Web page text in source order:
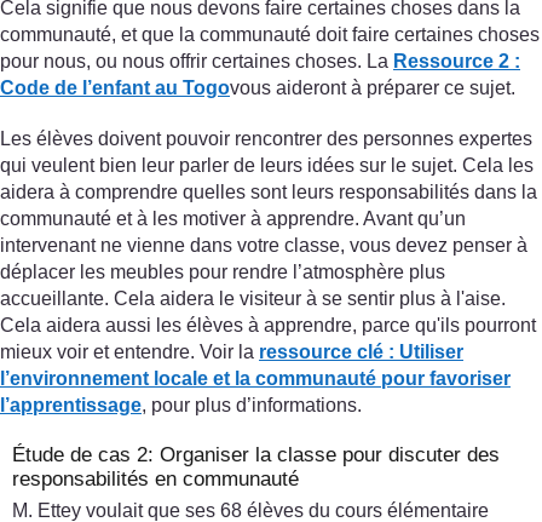
Cela signifie que nous devons faire certaines choses dans la
communauté, et que la communauté doit faire certaines choses
pour nous, ou nous offrir certaines choses. La Ressource 2 :
Code de l’enfant au Togovous aideront à préparer ce sujet.
Les élèves doivent pouvoir rencontrer des personnes expertes
qui veulent bien leur parler de leurs idées sur le sujet. Cela les
aidera à comprendre quelles sont leurs responsabilités dans la
communauté et à les motiver à apprendre. Avant qu’un
intervenant ne vienne dans votre classe, vous devez penser à
déplacer les meubles pour rendre l’atmosphère plus
accueillante. Cela aidera le visiteur à se sentir plus à l'aise.
Cela aidera aussi les élèves à apprendre, parce qu'ils pourront
mieux voir et entendre. Voir la ressource clé : Utiliser
l’environnement locale et la communauté pour favoriser
l’apprentissage, pour plus d’informations.
Étude de cas 2: Organiser la classe pour discuter des
responsabilités en communauté
M. Ettey voulait que ses 68 élèves du cours élémentaire